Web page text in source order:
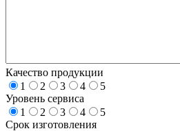
Качество продукции
1
2 3 4
5
Уровень сервиса
1
2 3 4
5
Срок изготовления